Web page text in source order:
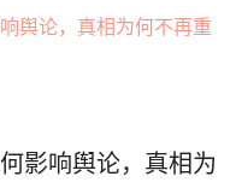
影响舆论，真相为